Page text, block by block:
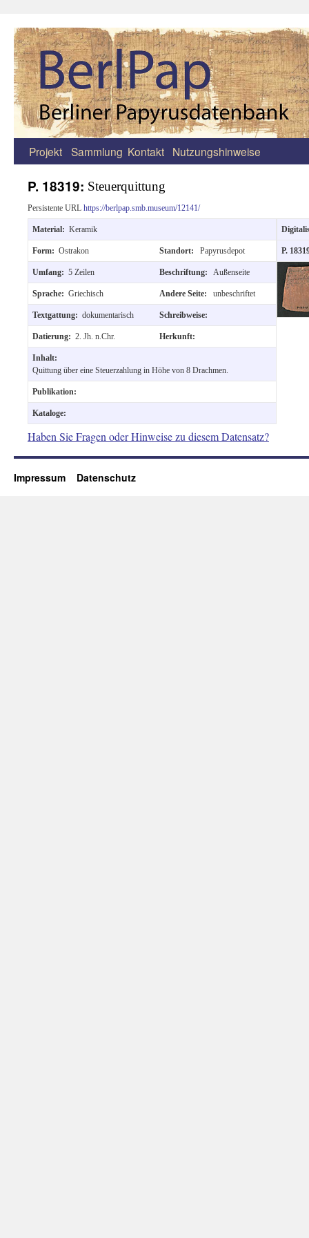
Zum
springen
Projekt Sammlung Kontakt Nutzungshinweise
P. 18319: Steuerquittung
Persistente URL https://berlpap.smb.museum/12141/
Material: Keramik
Form: Ostrakon Standort: Papyrusdepot
Umfang: 5 Zeilen Beschriftung: Außenseite
Sprache: Griechisch Andere Seite: unbeschriftet
Textgattung: dokumentarisch Schreibweise:
Datierung: 2. Jh. n.Chr. Herkunft:
Inhalt:
Quittung über eine Steuerzahlung in Höhe von 8 Drachmen.
Publikation:
Kataloge:
P.
Haben Sie Fragen oder Hinweise zu diesem Datensatz?
Impressum Datenschutz